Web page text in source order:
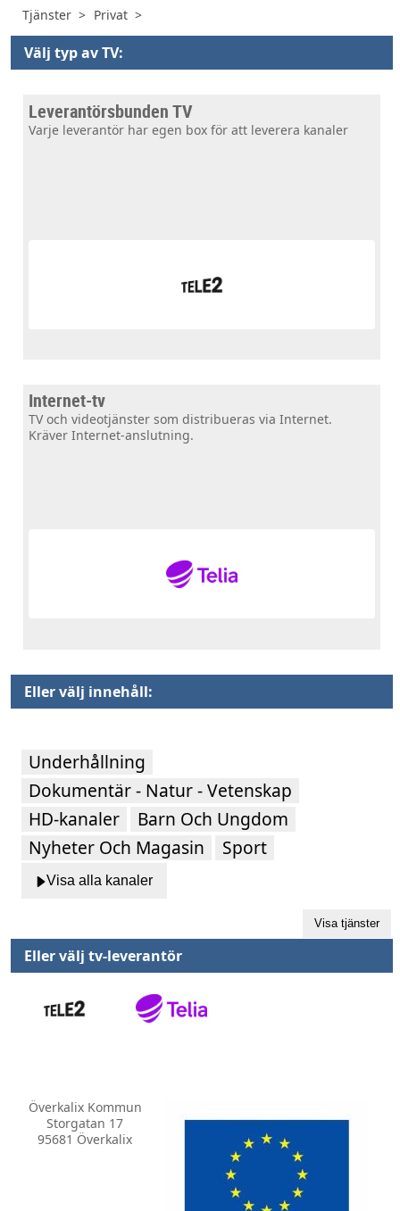
Tjänster Privat
Välj typ av TV:
Leverantörsbunden TV
Varje leverantör har egen box för att leverera kanaler
Internet-tv
TV och videotjänster som distribueras via Internet.
Kräver Internet-anslutning.
Eller välj innehåll:
Underhållning
Dokumentär - Natur - Vetenskap
HD-kanaler
Barn Och Ungdom
Nyheter Och Magasin
Sport
Visa alla kanaler
Eller välj tv-leverantör
Överkalix Kommun
Storgatan 17
95681 Överkalix